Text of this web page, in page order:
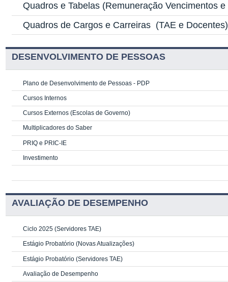
Quadros e Tabelas (Remuneração Vencimentos
Quadros de Cargos e Carreiras (TAE e Docentes)
DESENVOLVIMENTO DE PESSOAS
Plano de Desenvolvimento de Pessoas - PDP
Cursos Internos
Cursos Externos (Escolas de Governo)
Multiplicadores do Saber
PRIQ e PRIC-IE
Investimento
AVALIAÇÃO DE DESEMPENHO
Ciclo 2025 (Servidores TAE)
Estágio Probatório (Novas Atualizações)
Estágio Probatório (Servidores TAE)
Avaliação de Desempenho